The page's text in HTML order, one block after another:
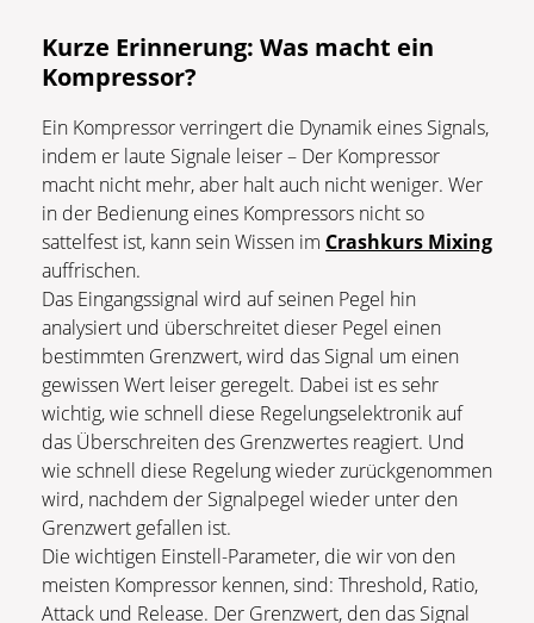
Kurze Erinnerung: Was macht ein
Kompressor?
Ein Kompressor verringert die Dynamik eines Signals,
indem er laute Signale leiser – Der Kompressor
macht nicht mehr, aber halt auch nicht weniger. Wer
in der Bedienung eines Kompressors nicht so
sattelfest ist, kann sein Wissen im Crashkurs Mixing
auffrischen.
Das Eingangssignal wird auf seinen Pegel hin
analysiert und überschreitet dieser Pegel einen
bestimmten Grenzwert, wird das Signal um einen
gewissen Wert leiser geregelt. Dabei ist es sehr
wichtig, wie schnell diese Regelungselektronik auf
das Überschreiten des Grenzwertes reagiert. Und
wie schnell diese Regelung wieder zurückgenommen
wird, nachdem der Signalpegel wieder unter den
Grenzwert gefallen ist.
Die wichtigen Einstell-Parameter, die wir von den
meisten Kompressor kennen, sind: Threshold, Ratio,
Attack und Release. Der Grenzwert, den das Signal